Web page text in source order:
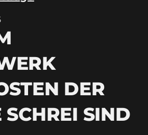
DER
SCHREI SIND